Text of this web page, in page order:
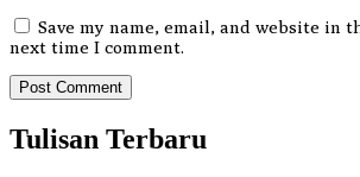
Save my name, email, and website in
next time I comment.
Tulisan Terbaru